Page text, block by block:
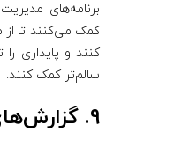
برنامه‌های
کمک می‌کنند تا
کنند و پایداری
سالم‌تر کمک کنند.
9. گزارش‌های حسابرسی